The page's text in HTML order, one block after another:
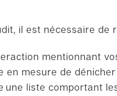
il est nécessaire
mentionnant
en mesure de
une liste comportant